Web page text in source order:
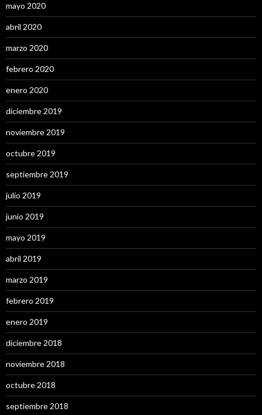
mayo 2020
abril 2020
marzo 2020
febrero 2020
enero 2020
diciembre 2019
noviembre 2019
octubre 2019
septiembre 2019
julio 2019
junio 2019
mayo 2019
abril 2019
marzo 2019
febrero 2019
enero 2019
diciembre 2018
noviembre 2018
octubre 2018
septiembre 2018